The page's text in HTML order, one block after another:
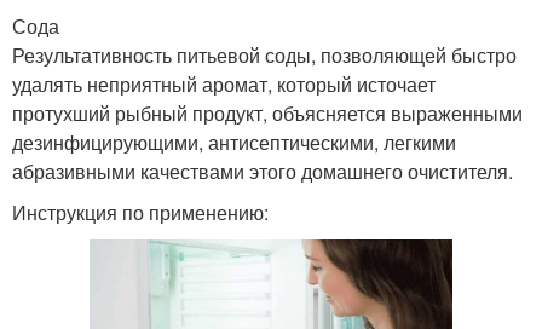
Сода
Результативность питьевой соды, позволяющей быстро
удалять неприятный аромат, который источает
протухший рыбный продукт, объясняется выраженными
дезинфицирующими, антисептическими, легкими
абразивными качествами этого домашнего очистителя.
Инструкция по применению: